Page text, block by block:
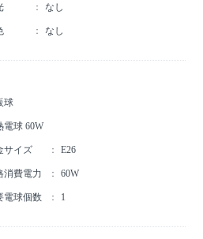
なし
なし
球
電球 60W
サイズ E26
消費電力 60W
電球個数 1